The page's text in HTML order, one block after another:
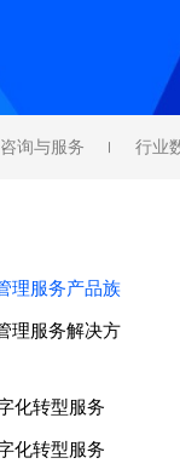
咨询与服务 行业
理服务产品族
理服务解决方
化转型服务
化转型服务